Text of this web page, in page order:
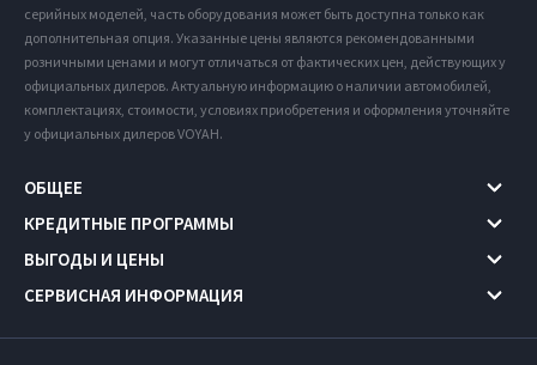
серийных моделей, часть оборудования может быть доступна только как
дополнительная опция. Указанные цены являются рекомендованными
розничными ценами и могут отличаться от фактических цен, действующих у
официальных дилеров. Актуальную информацию о наличии автомобилей,
комплектациях, стоимости, условиях приобретения и оформления уточняйте
у официальных дилеров VOYAH.
ОБЩЕЕ
КРЕДИТНЫЕ ПРОГРАММЫ
ВЫГОДЫ И ЦЕНЫ
СЕРВИСНАЯ ИНФОРМАЦИЯ